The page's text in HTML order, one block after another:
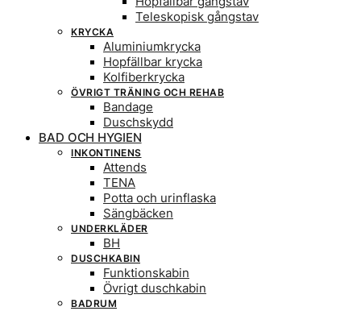
Teleskopisk gångstav
KRYCKA
Aluminiumkrycka
Hopfällbar krycka
Kolfiberkrycka
ÖVRIGT TRÄNING OCH REHAB
Bandage
Duschskydd
BAD OCH HYGIEN
INKONTINENS
Attends
TENA
Potta och urinflaska
Sängbäcken
UNDERKLÄDER
BH
DUSCHKABIN
Funktionskabin
Övrigt duschkabin
BADRUM